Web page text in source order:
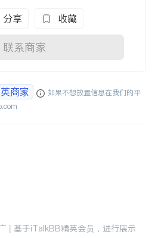
分享 收藏
联系商家
商家
如果不想放置信息在我们的平
| 基于iTalkBB精英会员，进行展示